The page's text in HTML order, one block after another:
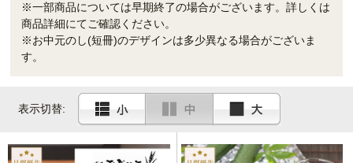
※一部商品については早期終了の場合がございます。詳しくは
商品詳細にてご確認ください。
※お中元のし(短冊)のデザインは多少異なる場合がございま
す。
表示切替: